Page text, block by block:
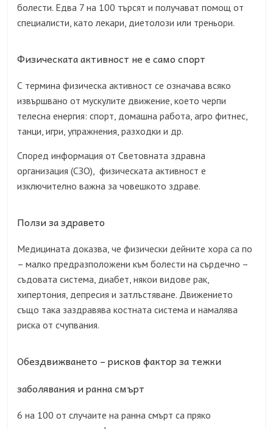
болести. Едва 7 на 100 търсят и получават помощ от
специалисти, като лекари, диетолози или треньори.
Физическата активност не е само спорт
С термина физическа активност се означава всяко
извършвано от мускулите движение, което черпи
телесна енергия: спорт, домашна работа, агро фитнес,
танци, игри, упражнения, разходки и др.
Според информация от Световната здравна
организация (СЗО), физическата активност е
изключително важна за човешкото здраве.
Ползи за здравето
Медицината доказва, че физически дейните хора са по
– малко предразположени към болести на сърдечно –
съдовата система, диабет, някои видове рак,
хипертония, депресия и затлъстяване. Движението
също така заздравява костната система и намалява
риска от счупвания.
Обездвижването – рисков фактор за тежки
заболявания и ранна смърт
6 на 100 от случаите на ранна смърт са пряко